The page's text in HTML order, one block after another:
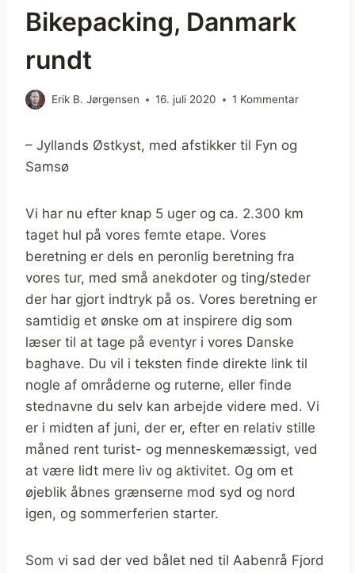
Bikepacking, Danmark
rundt
Erik B. Jørgensen 16. juli 2020 1 Kommentar
– Jyllands Østkyst, med afstikker til Fyn og
Samsø
Vi har nu efter knap 5 uger og ca. 2.300 km
taget hul på vores femte etape. Vores
beretning er dels en peronlig beretning fra
vores tur, med små anekdoter og ting/steder
der har gjort indtryk på os. Vores beretning er
samtidig et ønske om at inspirere dig som
læser til at tage på eventyr i vores Danske
baghave. Du vil i teksten finde direkte link til
nogle af områderne og ruterne, eller finde
stednavne du selv kan arbejde videre med. Vi
er i midten af juni, der er, efter en relativ stille
måned rent turist- og menneskemæssigt, ved
at være lidt mere liv og aktivitet. Og om et
øjeblik åbnes grænserne mod syd og nord
igen, og sommerferien starter.
Som vi sad der ved bålet ned til Aabenrå Fjord